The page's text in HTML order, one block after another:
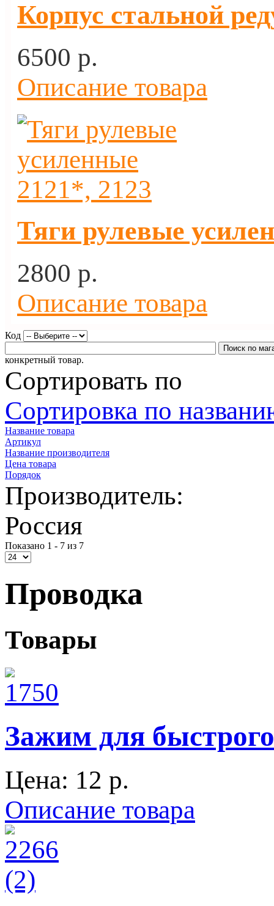
Корпус стальной
6500 p.
Описание товара
Тяги рулевые
2800 p.
Описание товара
Код
конкретный товар.
Сортировать по
Сортировка по
Название товара
Артикул
Название производителя
Цена товара
Порядок
Производитель:
Россия
Показано 1 - 7 из 7
Проводка
Товары
Зажим для
Цена: 12 p.
Описание товара